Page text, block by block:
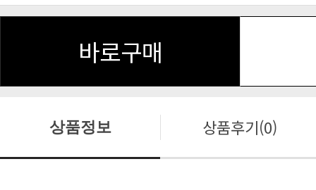
바로구매
상품정보 상품후기(0)